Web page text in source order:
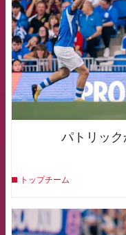
パトリッ
トップチーム